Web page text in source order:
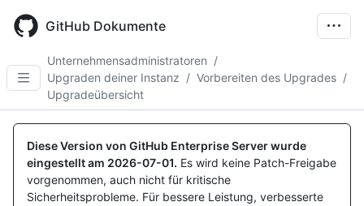
main
GitHub Dokumente
Unternehmensadministratoren /
Upgraden deiner Instanz / Vorbereiten des Upgrades /
Upgradeübersicht
Diese Version von GitHub Enterprise Server wurde
eingestellt am 2026-07-01. Es wird keine Patch-Freigabe
vorgenommen, auch nicht für kritische
Sicherheitsprobleme. Für bessere Leistung, verbesserte